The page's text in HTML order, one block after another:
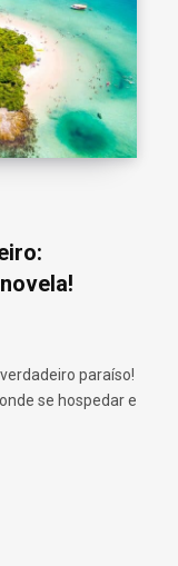
paraíso!
se hospedar e